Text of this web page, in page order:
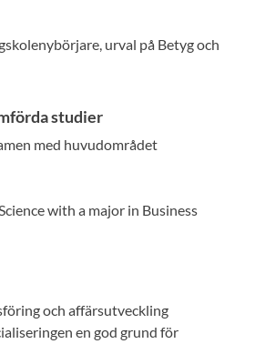
urval på Betyg och
studier
med huvudområdet
with a major in Business
och affärsutveckling
en god grund för